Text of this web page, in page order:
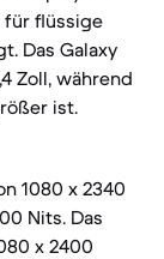
für flüssige
Das Galaxy
Zoll, während
ist.
1080 x 2340
Nits. Das
x 2400